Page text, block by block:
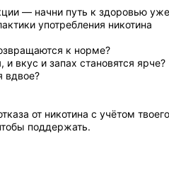
— начни путь к здоровью
употребления никотина
к норме?
вкус и запах становятся ярче?
вдвое?
от никотина с учётом
поддержать.